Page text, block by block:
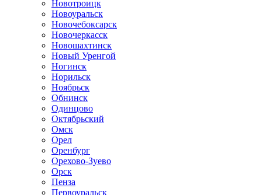
Новотроицк
Новоуральск
Новочебоксарск
Новочеркасск
Новошахтинск
Новый Уренгой
Ногинск
Норильск
Ноябрьск
Обнинск
Одинцово
Октябрьский
Омск
Орел
Оренбург
Орехово-Зуево
Орск
Пенза
Первоуральск